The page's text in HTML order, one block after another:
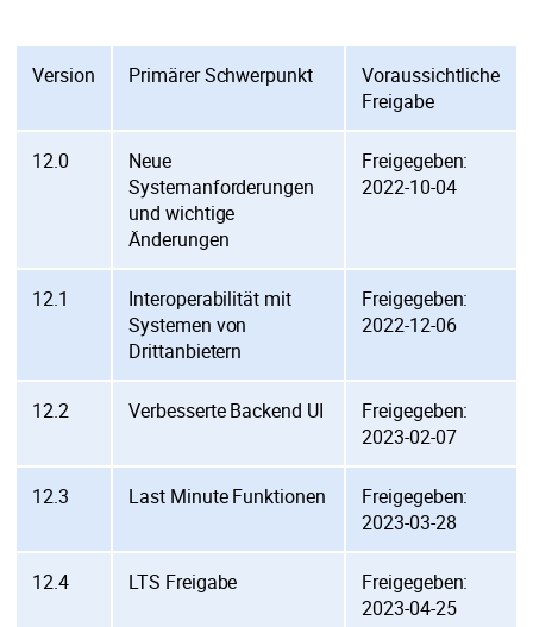
Version Primärer Schwerpunkt
Voraussichtliche
Freigabe
12.0
Neue
Systemanforderungen
und wichtige
Änderungen
Freigegeben:
2022-10-04
12.1
Interoperabilität mit
Systemen von
Drittanbietern
Freigegeben:
2022-12-06
12.2 Verbesserte Backend UI
Freigegeben:
2023-02-07
12.3 Last Minute Funktionen
Freigegeben:
2023-03-28
12.4 LTS Freigabe
Freigegeben:
2023-04-25